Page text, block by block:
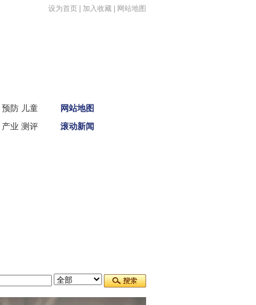
设为首页 加入收藏 网站地图
预防 儿童
产业 测评
网站地图
滚动新闻